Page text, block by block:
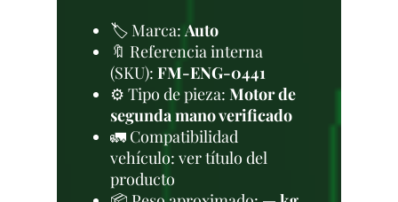
🏷️ Marca:Auto
🔖 Referencia interna
(SKU): FM-ENG-0441
⚙️ Tipo de pieza: Motor de
segunda mano verificado
🚛 Compatibilidad
vehículo: ver título del
producto